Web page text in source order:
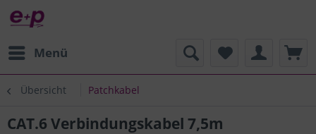
Menü
Übersicht Patchkabel
CAT.6 Verbindungskabel 7,5m